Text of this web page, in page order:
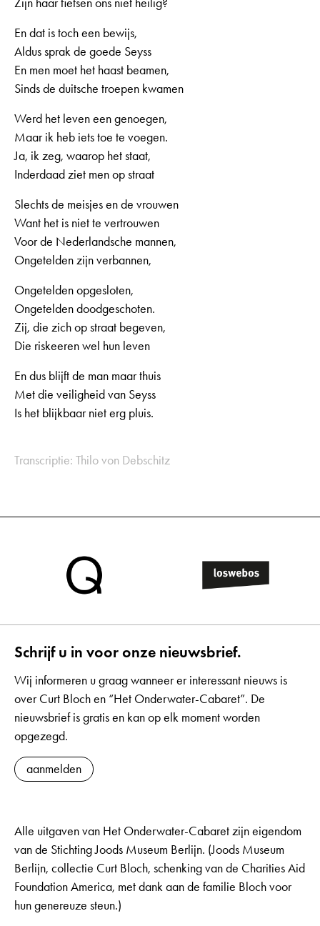
En dat is toch een bewijs,
Aldus sprak de goede Seyss
En men moet het haast beamen,
Sinds de duitsche troepen kwamen
Werd het leven een genoegen,
Maar ik heb iets toe te voegen.
Ja, ik zeg, waarop het staat,
Inderdaad ziet men op straat
Slechts de meisjes en de vrouwen
Want het is niet te vertrouwen
Voor de Nederlandsche mannen,
Ongetelden zijn verbannen,
Ongetelden opgesloten,
Ongetelden doodgeschoten.
Zij, die zich op straat begeven,
Die riskeeren wel hun leven
En dus blijft de man maar thuis
Met die veiligheid van Seyss
Is het blijkbaar niet erg pluis.
Transcriptie: Thilo von Debschitz
Schrijf u in voor onze nieuwsbrief.
Wij informeren u graag wanneer er interessant nieuws is
over Curt Bloch en “Het Onderwater-Cabaret”. De
nieuwsbrief is gratis en kan op elk moment worden
opgezegd.
aanmelden
Alle uitgaven van Het Onderwater-Cabaret zijn eigendom
van de Stichting Joods Museum Berlijn. (Joods Museum
Berlijn, collectie Curt Bloch, schenking van de Charities Aid
Foundation America, met dank aan de familie Bloch voor
hun genereuze steun.)